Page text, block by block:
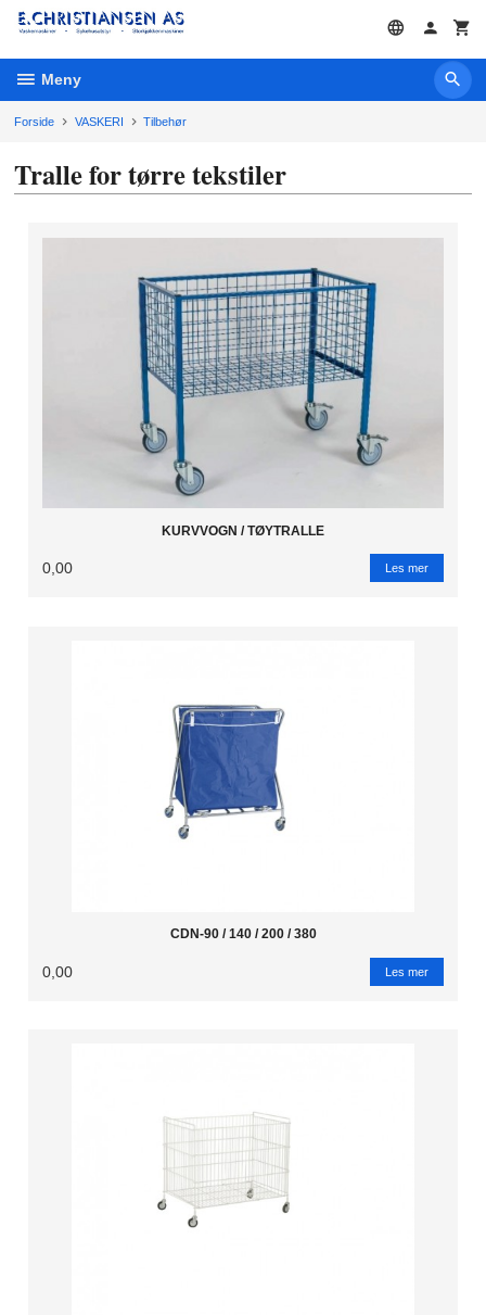
Gå
innholdet
Meny
Forside VASKERI Tilbehør
Tralle for tørre tekstiler
KURVVOGN / TØYTRALLE
0,00 Les mer
CDN-90 / 140 / 200 / 380
0,00 Les mer